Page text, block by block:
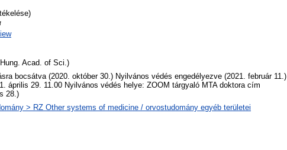
Acad. of Sci.)
bocsátva (2020. október 30.) Nyilvános védés engedélyezve (2021. február 11.)
április 29. 11.00 Nyilvános védés helye: ZOOM tárgyaló MTA doktora cím
28.)
> RZ Other systems of medicine / orvostudomány egyéb területei